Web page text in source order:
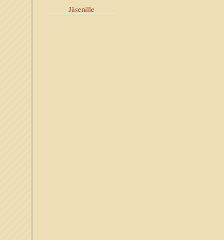
Jäsenille